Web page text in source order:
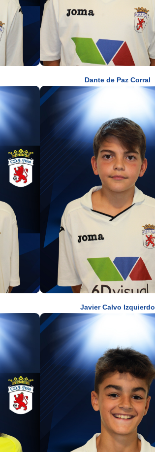
Dante de Paz Corral
Javier Calvo Izquierdo